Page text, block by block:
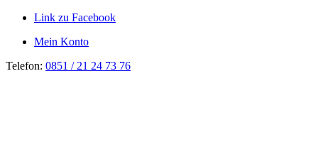
Link zu Facebook
Mein Konto
Telefon: 0851 / 21 24 73 76